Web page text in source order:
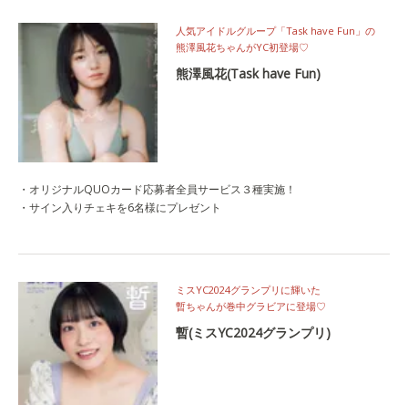
人気アイドルグループ「Task have Fun」の
熊澤風花ちゃんがYC初登場♡
熊澤風花(Task have Fun)
・オリジナルQUOカード応募者全員サービス３種実施！
・サイン入りチェキを6名様にプレゼント
ミスYC2024グランプリに輝いた
暫ちゃんが巻中グラビアに登場♡
暫(ミスYC2024グランプリ)